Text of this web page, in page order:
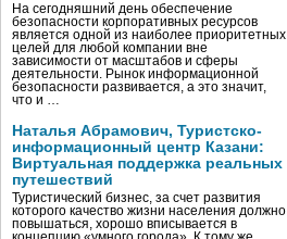
На сегодняшний день обеспечение
безопасности корпоративных ресурсов
является одной из наиболее приоритетных
целей для любой компании вне
зависимости от масштабов и сферы
деятельности. Рынок информационной
безопасности развивается, а это значит,
что и …
Наталья Абрамович, Туристско-
информационный центр Казани:
Виртуальная поддержка реальных
путешествий
Туристический бизнес, за счет развития
которого качество жизни населения должно
повышаться, хорошо вписывается в